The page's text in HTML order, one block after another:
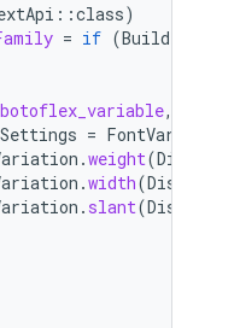
::class)
= if (Build
,
= FontVariation
.weight(
.width(
. slant(